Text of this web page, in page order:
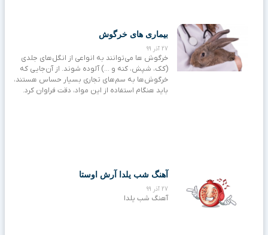
بیماری‌ های خرگوش
27 آذر 99
خرگوش ها می‌توانند به انواعی از انگل‌های جلدی
(کک، شپش، کنه و …) آلوده شوند. از آن‌جایی که
خرگوش‌ها به سم‌های تجاری بسیار حساس هستند،
باید هنگام استفاده از این مواد، دقت فراوان کرد.
آهنگ شب یلدا آرش اوستا
27 آذر 99
آهنگ شب یلدا